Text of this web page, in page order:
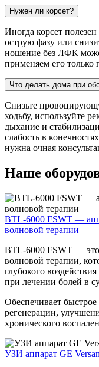
Нужен ли корсет?
Иногда корсет
острую фазу или
ношение без ЛФК
применяем его только
Что делать дома при
Снизьте
ходьбу, используйте
дыхание и
слабость в
нужна очная
Наше
BTL-6000 FSWT —
волновой терапии
BTL-6000 FSWT — это
волновой терапии,
глубокого
при лечении болей в
Обеспечивает быстрое
регенерации,
хронического
УЗИ аппарат GE